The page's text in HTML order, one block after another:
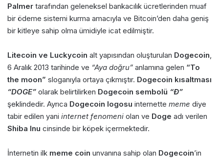
Palmer tarafından geleneksel bankacılık ücretlerinden muaf
bir ödeme sistemi kurma amacıyla ve Bitcoin’den daha geniş
bir kitleye sahip olma ümidiyle icat edilmiştir.
Litecoin ve Luckycoin alt yapısından oluşturulan Dogecoin,
6 Aralık 2013 tarihinde ve “Aya doğru” anlamına gelen “To
the moon” sloganıyla ortaya çıkmıştır. Dogecoin kısaltması
“DOGE” olarak belirtilirken Dogecoin sembolü “Ɖ”
şeklindedir. Ayrıca Dogecoin logosu internette meme diye
tabir edilen yani internet fenomeni olan ve Doge adı verilen
Shiba Inu cinsinde bir köpek içermektedir.
İnternetin ilk meme coin unvanına sahip olan Dogecoin’in